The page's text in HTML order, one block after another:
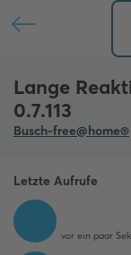
Busch-free@home®
Lange
0.7.113
Letzte Aufrufe
vor ein paar